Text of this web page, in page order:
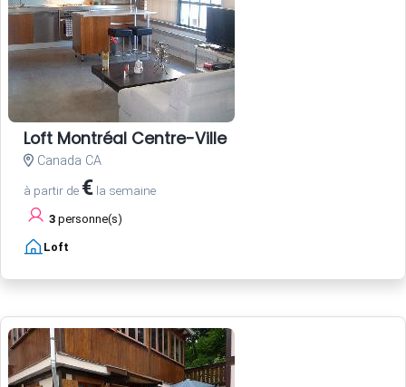
Loft Montréal Centre-Ville
Canada CA
à partir de € la semaine
3 personne(s)
Loft